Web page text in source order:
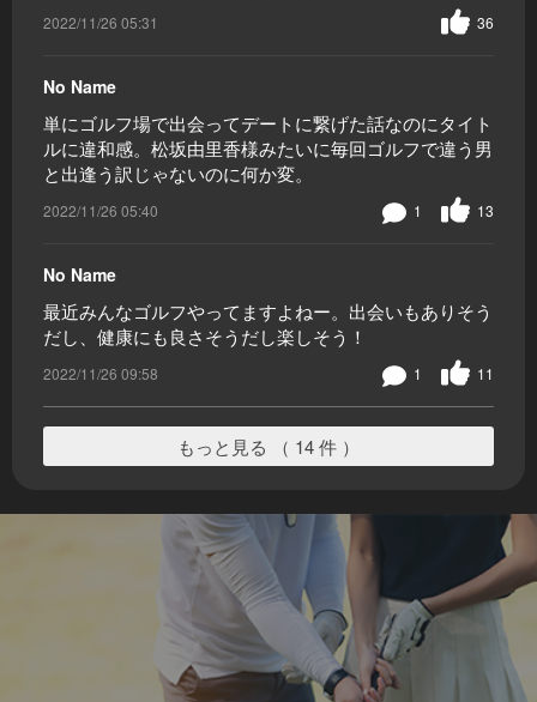
2022/11/26 05:31 36
No Name
単にゴルフ場で出会ってデートに繋げた話なのにタイト
ルに違和感。松坂由里香様みたいに毎回ゴルフで違う男
と出逢う訳じゃないのに何か変。
2022/11/26 05:40 13
1
No Name
最近みんなゴルフやってますよねー。出会いもありそう
だし、健康にも良さそうだし楽しそう！
2022/11/26 09:58 11
1
もっと見る （ 14 件 ）